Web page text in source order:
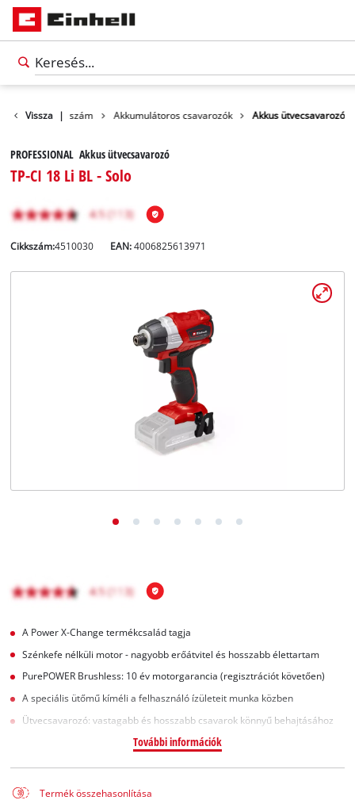
Vissza |
Szerszám Akkumulátoros csavarozók Akkus ütvecsavarozó
PROFESSIONAL Akkus ütvecsavarozó
TP-CI 18 Li BL - Solo
Cikkszám:4510030 EAN:4006825613971
A Power X-Change termékcsalád tagja
Szénkefe nélküli motor - nagyobb erőátvitel és hosszabb élettartam
PurePOWER Brushless: 10 év motorgarancia (regisztrációt követően)
A speciális ütőmű kíméli a felhasználó ízületeit munka közben
Ütvecsavarozó: vastagabb és hosszabb csavarok könnyű behajtásához
További információk
Termék összehasonlítása